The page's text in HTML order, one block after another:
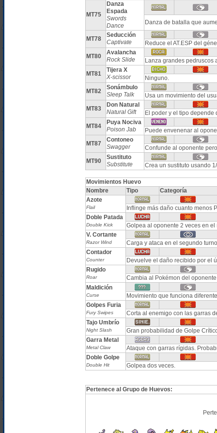
MT75
Danza
Espada
Swords
Dance
Danza de batalla que
MT78
Seducción
Captivate
Reduce el AT.ESP del
MT80
Avalancha
Rock Slide
Lanza grandes pedruscos
MT81
Tijera X
X-scissor
Ninguno.
MT82
Sonámbulo
Sleep Talk
Usa un movimiento del
MT83
Don Natural
Natural Gift
El poder y el tipo depende
MT84
Puya Nociva
Poison Jab
Puede envenenar al
MT87
Contoneo
Swagger
Confunde al oponente
MT90
Sustituto
Substitute
Crea un sustituto usando
Movimientos Huevo
Nombre
Tipo
Categoría
Azote
Flail
Inflinge más daño cuanto menos
Doble Patada
Double Kick
Golpea al oponente 2 veces en el
V. Cortante
Razor Wind
Carga y ataca en el segundo
Contador
Counter
Devuelve el daño recibido por el
Rugido
Roar
Cambia al Pokémon del
Maldición
Curse
Movimiento que funciona
Golpes Furia
Fury Swipes
Corta al enemigo con las garras
Tajo Umbrío
Night Slash
Gran probabilidad de Golpe
Garra Metal
Metal Claw
Ataque con garras rígidas.
Doble Golpe
Double Hit Golpea dos veces.
Pertenece al Grupo de Huevos: